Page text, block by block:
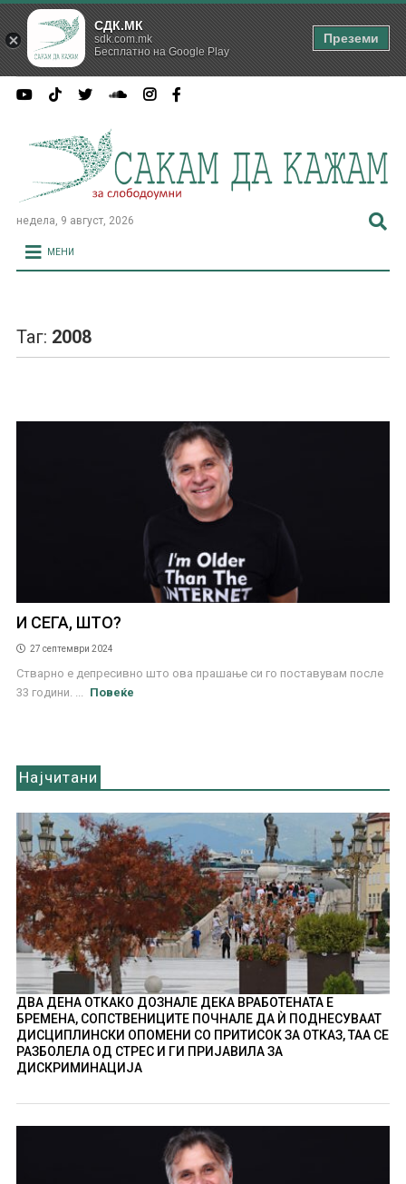
недела, 9 август, 2026
МЕНИ
Таг: 2008
И СЕГА, ШТО?
27 септември 2024
Стварно е депресивно што ова прашање си го поставувам после
33 години. ...
Повеќе
Најчитани
ДВА ДЕНА ОТКАКО ДОЗНАЛЕ ДЕКА ВРАБОТЕНАТА Е
БРЕМЕНА, СОПСТВЕНИЦИТЕ ПОЧНАЛЕ ДА Ѝ ПОДНЕСУВААТ
ДИСЦИПЛИНСКИ ОПОМЕНИ СО ПРИТИСОК ЗА ОТКАЗ, ТАА СЕ
РАЗБОЛЕЛА ОД СТРЕС И ГИ ПРИЈАВИЛА ЗА
ДИСКРИМИНАЦИЈА
СДК.МК
sdk.com.mk
Бесплатно на Google Play
Преземи